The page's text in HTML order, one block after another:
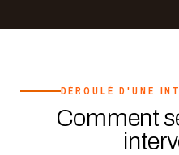
DÉROULÉ D'UNE
Comment